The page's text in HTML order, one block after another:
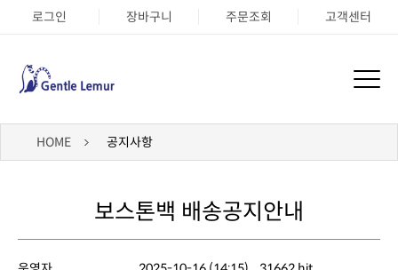
로그인 장바구니 주문조회 고객센터
HOME 공지사항
보스톤백 배송공지안내